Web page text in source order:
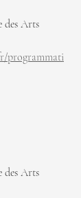
des Arts
programmati
des Arts